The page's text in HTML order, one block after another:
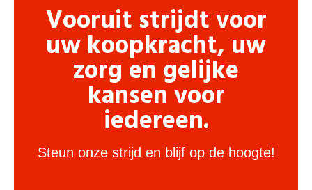
Vooruit strijdt voor
uw koopkracht, uw
zorg en gelijke
kansen voor
iedereen.
Steun onze strijd en blijf op de hoogte!